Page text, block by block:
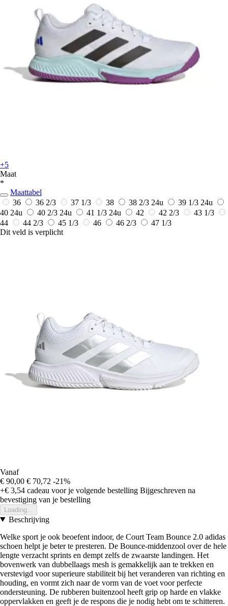
+5
Maat
*
Maattabel
36
36 2/3 37 1/3 38 38 2/3 24u 39 1/3 24u
40 24u 40 2/3 24u 41 1/3 24u 42 42 2/3
43 1/3
44
44 2/3 45 1/3 46 46 2/3
47 1/3
Dit veld is verplicht
Vanaf
€ 90,00 € 70,72 -21%
+€ 3,54 cadeau voor je volgende bestelling Bijgeschreven na
bevestiging van je bestelling
Loading...
Beschrijving
Welke sport je ook beoefent indoor, de Court Team Bounce 2.0 adidas
schoen helpt je beter te presteren. De Bounce-middenzool over de hele
lengte verzacht sprints en dempt zelfs de zwaarste landingen. Het
bovenwerk van dubbellaags mesh is gemakkelijk aan te trekken en
verstevigd voor superieure stabiliteit bij het veranderen van richting en
houding, en vormt zich naar de vorm van de voet voor perfecte
ondersteuning. De rubberen buitenzool heeft grip op harde en vlakke
oppervlakken en geeft je de respons die je nodig hebt om te schitteren.